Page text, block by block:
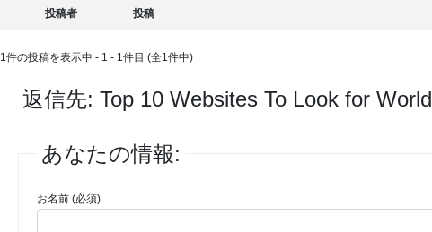
投稿者 投稿
1件の投稿を表示中 - 1 - 1件目 (全1件中)
返信先: Top 10 Websites To Look for World
あなたの情報:
お名前 (必須)